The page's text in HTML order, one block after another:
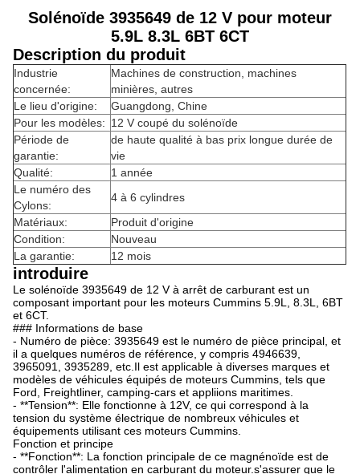
Solénoïde 3935649 de 12 V pour moteur
5.9L 8.3L 6BT 6CT
Description du produit
Industrie
concernée:
Machines de construction, machines
minières, autres
Le lieu d'origine:
Guangdong, Chine
Pour les modèles: 12 V coupé du solénoïde
Période de
garantie:
de haute qualité à bas prix longue durée de
vie
Qualité:
1 année
Le numéro des
Cylons:
4 à 6 cylindres
Matériaux:
Produit d'origine
Condition:
Nouveau
La garantie:
12 mois
introduire
Le solénoïde 3935649 de 12 V à arrêt de carburant est un
composant important pour les moteurs Cummins 5.9L, 8.3L, 6BT
et 6CT.
### Informations de base
- Numéro de pièce: 3935649 est le numéro de pièce principal, et
il a quelques numéros de référence, y compris 4946639,
3965091, 3935289, etc.Il est applicable à diverses marques et
modèles de véhicules équipés de moteurs Cummins, tels que
Ford, Freightliner, camping-cars et appliions maritimes.
- **Tension**: Elle fonctionne à 12V, ce qui correspond à la
tension du système électrique de nombreux véhicules et
équipements utilisant ces moteurs Cummins.
Fonction et principe
- **Fonction**: La fonction principale de ce magnénoïde est de
contrôler l'alimentation en carburant du moteur.s'assurer que le